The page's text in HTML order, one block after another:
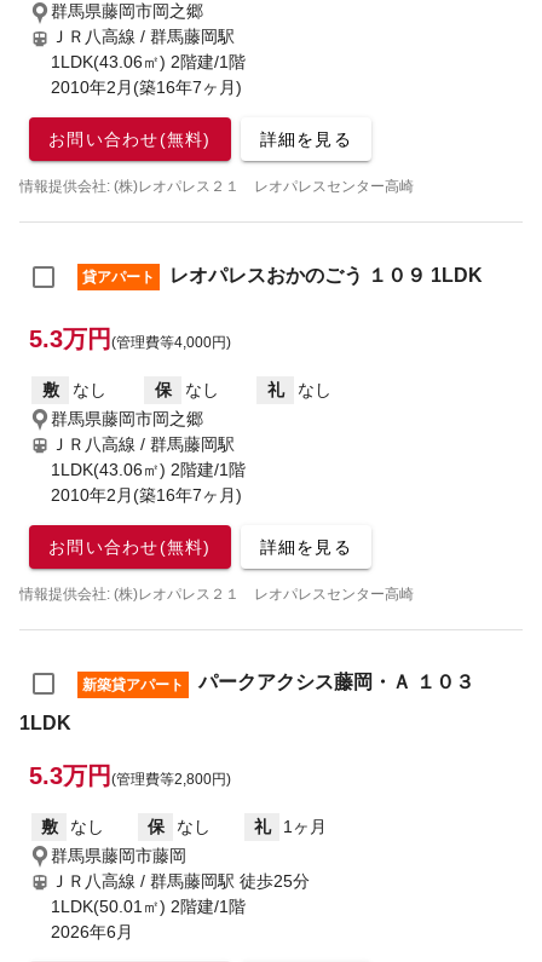
群馬県藤岡市岡之郷
ＪＲ八高線 / 群馬藤岡駅
1LDK(43.06㎡) 2階建/1階
2010年2月(築16年7ヶ月)
お問い合わせ(無料) 詳細を見る
情報提供会社: (株)レオパレス２１ レオパレスセンター高崎
貸アパート レオパレスおかのごう １０９ 1LDK
5.3万円 (管理費等4,000円)
敷 なし 保 なし 礼
なし
群馬県藤岡市岡之郷
ＪＲ八高線 / 群馬藤岡駅
1LDK(43.06㎡) 2階建/1階
2010年2月(築16年7ヶ月)
お問い合わせ(無料) 詳細を見る
情報提供会社: (株)レオパレス２１ レオパレスセンター高崎
新築貸アパート
パークアクシス藤岡・Ａ １０３
1LDK
5.3万円 (管理費等2,800円)
敷 なし 保 なし 礼
1ヶ月
群馬県藤岡市藤岡
ＪＲ八高線 / 群馬藤岡駅 徒歩25分
1LDK(50.01㎡) 2階建/1階
2026年6月